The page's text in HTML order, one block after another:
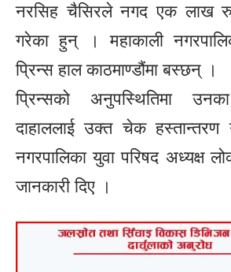
नरसिह चैसिरले नगद एक लाख
गरेका हुन् । महाकाली
प्रिन्स हाल काठमाण्डौंमा बस्छन् ।
प्रिन्सको अनुपस्थितिमा
दाहाललाई उक्त चेक हस्तान्तरण
नगरपालिका युवा परिषद अध्यक्ष
जानकारी दिए ।